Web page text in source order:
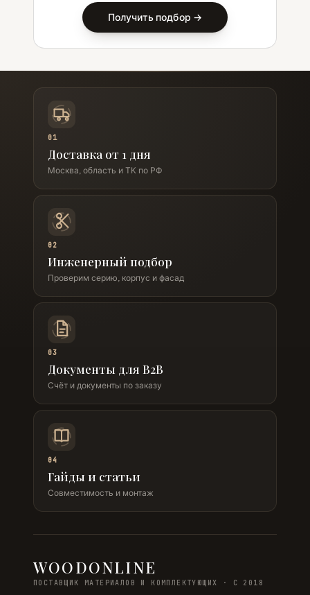
Получить подбор →
01
Доставка от 1 дня
Москва, область и ТК по РФ
02
Инженерный подбор
Проверим серию, корпус и фасад
03
Документы для B2B
Счёт и документы по заказу
04
Гайды и статьи
Совместимость и монтаж
WOODONLINE
ПОСТАВЩИК МАТЕРИАЛОВ И КОМПЛЕКТУЮЩИХ · С 2018